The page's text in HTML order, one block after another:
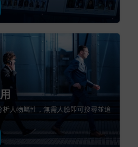
人物屬性，無需人臉即可搜尋並追